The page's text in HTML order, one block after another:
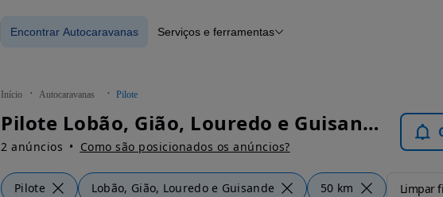
Encontrar Autocaravanas Serviços e ferramentas
Início Autocaravanas Pilote
Pilote Lobão, Gião, Louredo e Guisande - Autocaravanas
2 anúncios Como são posicionados os anúncios?
Pilote Lobão, Gião, Louredo e Guisande 50 km Limpar